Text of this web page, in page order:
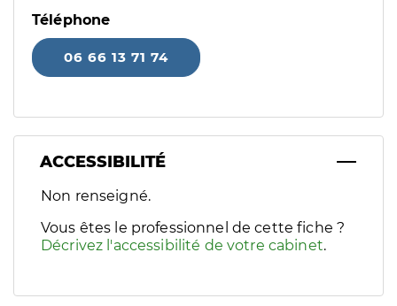
Téléphone
06 66 13 71 74
ACCESSIBILITÉ
Filtres
Sélectionnez un ou plusieurs handicaps/besoins
Non renseigné.
Vous êtes le professionnel de cette fiche ?
Décrivez l'accessibilité de votre cabinet.